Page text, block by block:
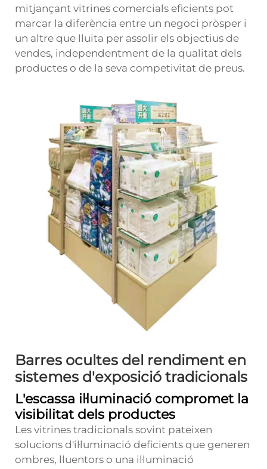
mitjançant vitrines comercials eficients pot
marcar la diferència entre un negoci pròsper i
un altre que lluita per assolir els objectius de
vendes, independentment de la qualitat dels
productes o de la seva competivitat de preus.
Barres ocultes del rendiment en
sistemes d'exposició tradicionals
L'escassa il·luminació compromet la
visibilitat dels productes
Les vitrines tradicionals sovint pateixen
solucions d'il·luminació deficients que generen
ombres, lluentors o una il·luminació